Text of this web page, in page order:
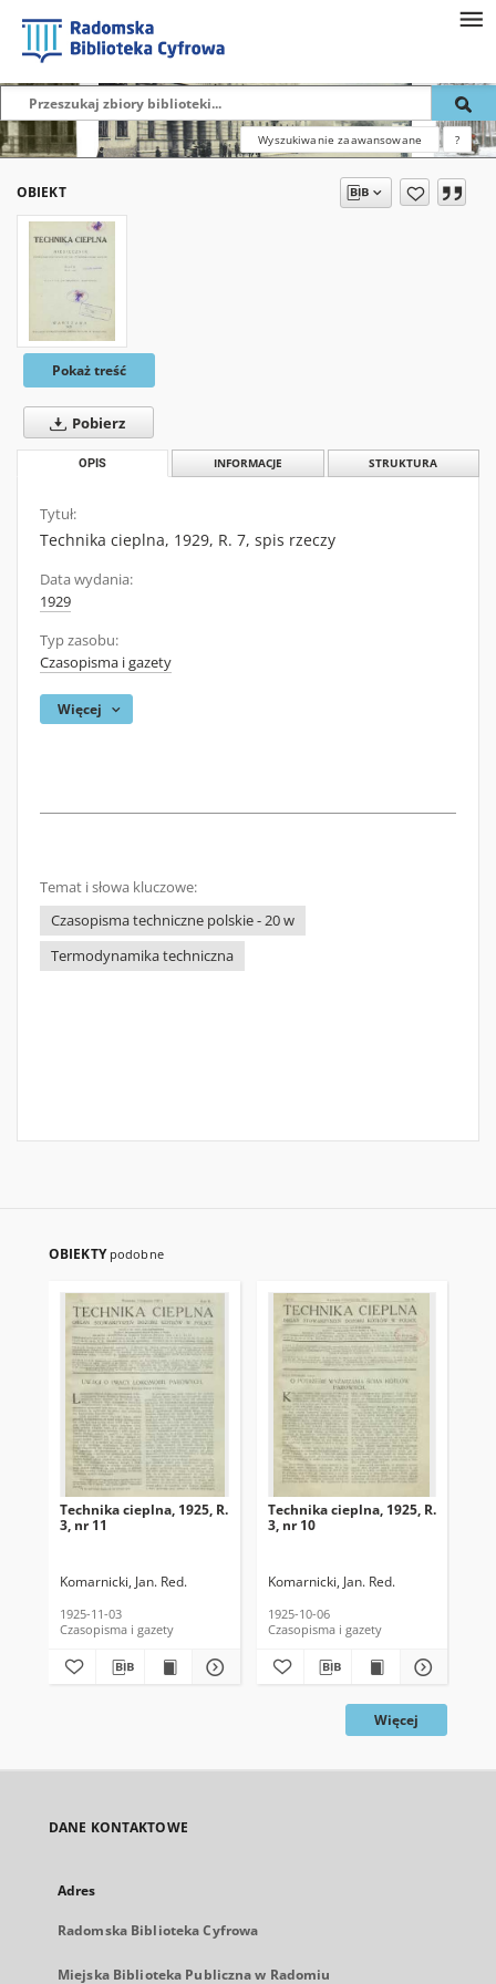
Wyszukiwanie zaawansowane ?
OBIEKT
Pokaż treść
Pobierz
OPIS INFORMACJE STRUKTURA
Tytuł:
Technika cieplna, 1929, R. 7, spis rzeczy
Data wydania:
1929
Typ zasobu:
Czasopisma i gazety
Więcej
Temat i słowa kluczowe:
Czasopisma techniczne polskie - 20 w
Termodynamika techniczna
OBIEKTY podobne
Technika cieplna, 1925, R.
3, nr 11
Komarnicki, Jan. Red.
1925-11-03
Czasopisma i gazety
Technika cieplna, 1925, R.
3, nr 10
Komarnicki, Jan. Red.
1925-10-06
Czasopisma i gazety
Więcej
DANE KONTAKTOWE
Adres
Radomska Biblioteka Cyfrowa
Miejska Biblioteka Publiczna w Radomiu